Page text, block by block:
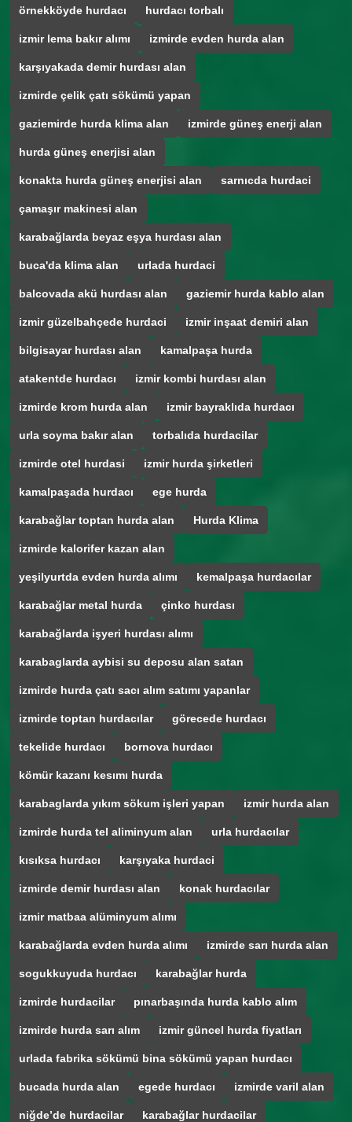
örnekköyde hurdacı hurdacı torbalı
izmir lema bakır alımı izmirde evden hurda alan
karşıyakada demir hurdası alan
izmirde çelik çatı sökümü yapan
gaziemirde hurda klima alan izmirde güneş enerji alan
hurda güneş enerjisi alan
konakta hurda güneş enerjisi alan sarnıcda hurdaci
çamaşır makinesi alan
karabağlarda beyaz eşya hurdası alan
buca'da klima alan urlada hurdaci
balcovada akü hurdası alan gaziemir hurda kablo alan
izmir güzelbahçede hurdaci izmir inşaat demiri alan
bilgisayar hurdası alan kamalpaşa hurda
atakentde hurdacı izmir kombi hurdası alan
izmirde krom hurda alan izmir bayraklıda hurdacı
urla soyma bakır alan torbalıda hurdacilar
izmirde otel hurdasi izmir hurda şirketleri
kamalpaşada hurdacı ege hurda
karabağlar toptan hurda alan Hurda Klima
izmirde kalorifer kazan alan
yeşilyurtda evden hurda alımı kemalpaşa hurdacılar
karabağlar metal hurda çinko hurdası
karabağlarda işyeri hurdası alımı
karabaglarda aybisi su deposu alan satan
izmirde hurda çatı sacı alım satımı yapanlar
izmirde toptan hurdacılar görecede hurdacı
tekelide hurdacı bornova hurdacı
kömür kazanı kesımı hurda
karabaglarda yıkım sökum işleri yapan izmir hurda alan
izmirde hurda tel aliminyum alan urla hurdacılar
kısıksa hurdacı karşıyaka hurdaci
izmirde demir hurdası alan konak hurdacılar
izmir matbaa alüminyum alımı
karabağlarda evden hurda alımı izmirde sarı hurda alan
sogukkuyuda hurdacı karabağlar hurda
izmirde hurdacilar pınarbaşında hurda kablo alım
izmirde hurda sarı alım izmir güncel hurda fiyatları
urlada fabrika sökümü bina sökümü yapan hurdacı
bucada hurda alan egede hurdacı izmirde varil alan
niğde’de hurdacilar karabağlar hurdacilar